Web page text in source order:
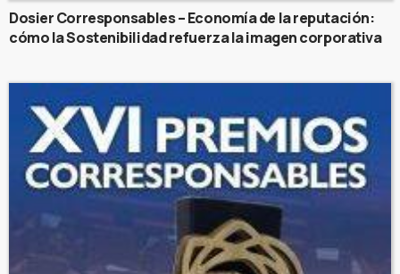
Dosier Corresponsables – Economía de la reputación:
cómo la Sostenibilidad refuerza la imagen corporativa